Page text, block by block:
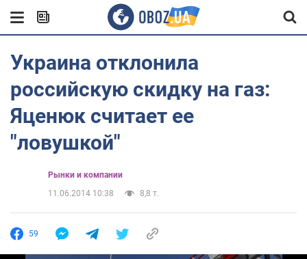
Украина отклонила
российскую скидку на газ:
Яценюк считает ее
"ловушкой"
Рынки и компании
11.06.2014 10:38
8,8 т.
59